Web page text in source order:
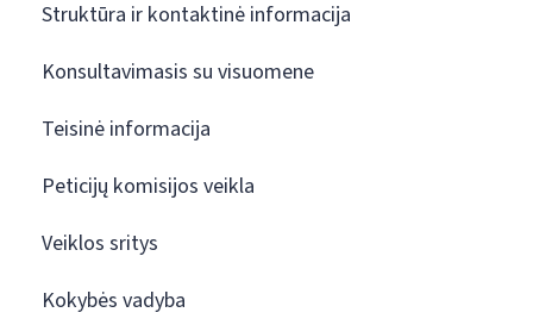
Struktūra ir kontaktinė informacija
Konsultavimasis su visuomene
Teisinė informacija
Peticijų komisijos veikla
Veiklos sritys
Kokybės vadyba